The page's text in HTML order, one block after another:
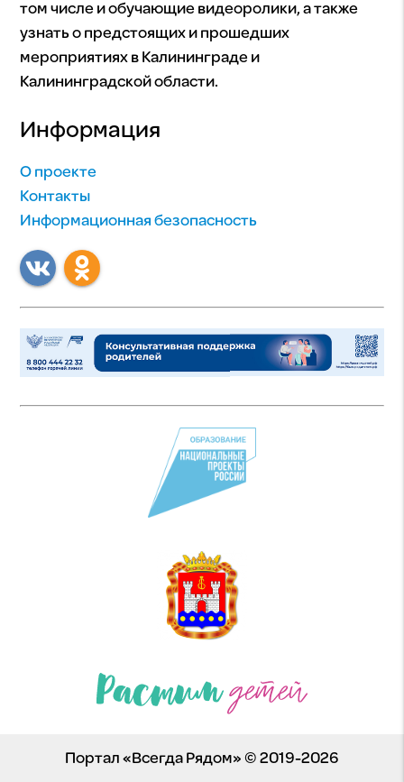
том числе и обучающие видеоролики, а также
узнать о предстоящих и прошедших
мероприятиях в Калининграде и
Калининградской области.
Информация
О проекте
Контакты
Информационная безопасность
Портал «Всегда Рядом» © 2019-2026